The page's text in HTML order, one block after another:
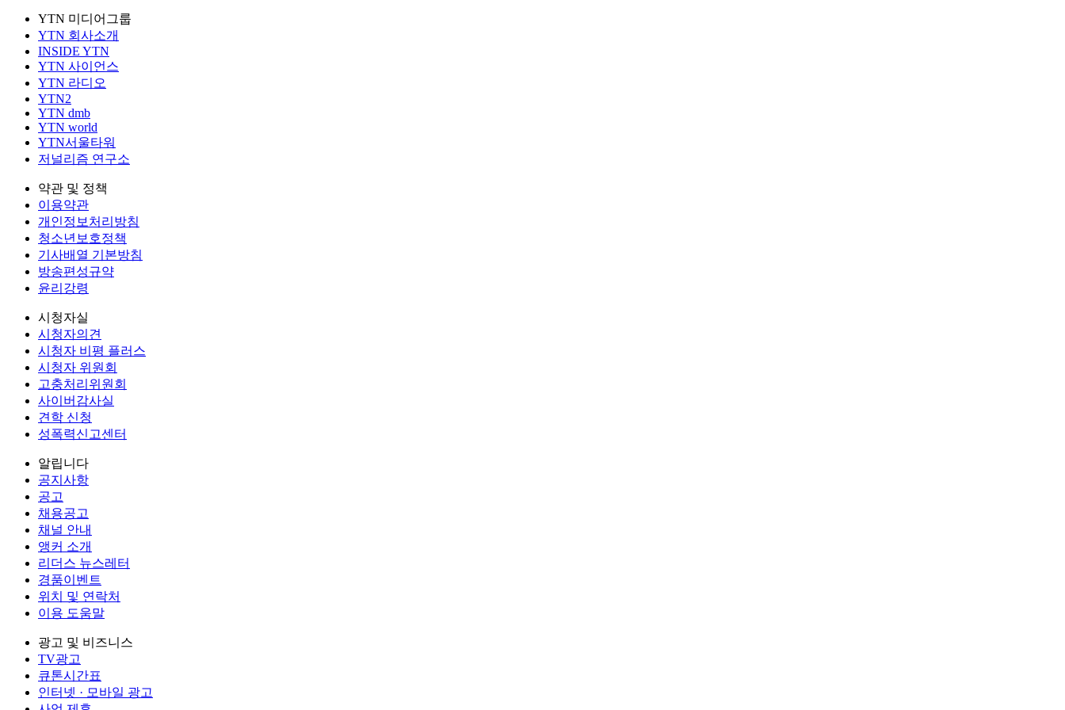
YTN 미디어그룹
YTN 회사소개
INSIDE YTN
YTN 사이언스
YTN 라디오
YTN2
YTN dmb
YTN world
YTN서울타워
저널리즘 연구소
약관 및 정책
이용약관
개인정보처리방침
청소년보호정책
기사배열 기본방침
방송편성규약
윤리강령
시청자실
시청자의견
시청자 비평 플러스
시청자 위원회
고충처리위원회
사이버감사실
견학 신청
성폭력신고센터
알립니다
공지사항
공고
채용공고
채널 안내
앵커 소개
리더스 뉴스레터
경품이벤트
위치 및 연락처
이용 도움말
광고 및 비즈니스
TV광고
큐톤시간표
인터넷 · 모바일 광고